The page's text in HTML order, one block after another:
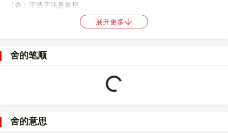
〔舍〕字造字法是象形。
OMJR，五笔是WFKF，四角号码是
〔舍〕字的UNICODE是
0000820D，UTF-8：E8 88 8D。
〔舍〕字的近义词是
展开更多
舍的笔顺
Loading...
舍的意思